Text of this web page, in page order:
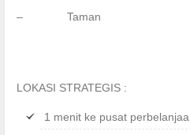
– Taman
LOKASI STRATEGIS :
1 menit ke pusat